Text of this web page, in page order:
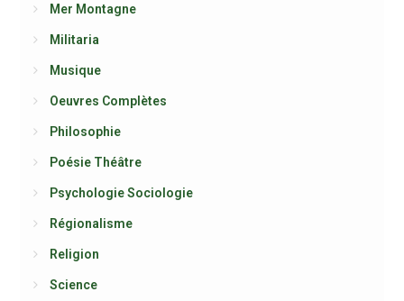
Mer Montagne
Militaria
Musique
Oeuvres Complètes
Philosophie
Poésie Théâtre
Psychologie Sociologie
Régionalisme
Religion
Science